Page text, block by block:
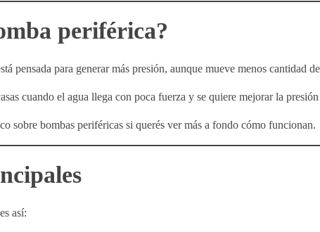
periférica?
pensada para generar más presión, aunque mueve menos cantidad
cuando el agua llega con poca fuerza y se quiere mejorar la
sobre bombas periféricas si querés ver más a fondo cómo funcionan.
así: